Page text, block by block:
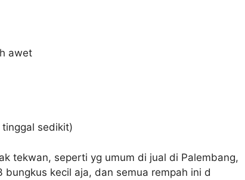
awet
sedikit)
tekwan, seperti yg umum di jual di Palembang,
kecil aja, dan semua rempah ini d